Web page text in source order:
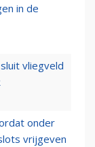
in de
vliegveld
onder
vrijgeven